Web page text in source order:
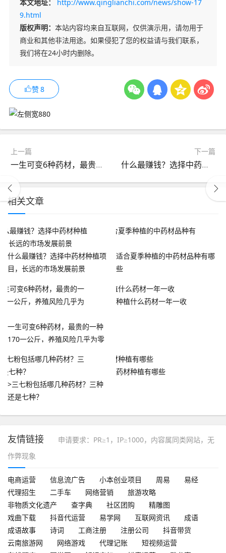
本文地址：
http://www.qinglianchi.com/news/show-17
9.html
版权声明： 本站内容均来自互联网，仅供演示用，请勿用于
商业和其他非法用途。如果侵犯了您的权益请与我们联系，
我们将在24小时内删除。
赞8
上一篇
一生可变6种药材，最贵的一种170一公斤，养殖风险几乎为零
下一篇
什么最赚钱？选择中药材种植项目，长远的市场发展前景
相关文章
什么最赚钱？选择中药材种植项
目，长远的市场发展前景
适合夏季种植的中药材品种有哪
些
一生可变6种药材，最贵的一种
170一公斤，养殖风险几乎为零
种植什么药材一年一收
>三七粉包括哪几种药材？三种
还是七种？
药材种植有哪些
友情链接
申请要求：PR≥1，IP≥1000，内容属同类网站，无
作弊现象
电商运营 信息流广告 小本创业项目 周易
易经
代理招生
二手车 网络营销
旅游攻略
非物质文化遗产
查字典 社区团购
精雕图
戏曲下载
抖音代运营 易学网 互联网资讯
成语
成语故事
诗词 工商注册 注册公司
抖音带货
云南旅游网
网络游戏 代理记账
短视频运营